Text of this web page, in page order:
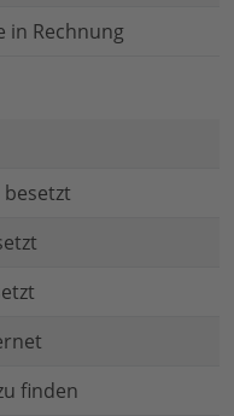
in Rechnung
finden